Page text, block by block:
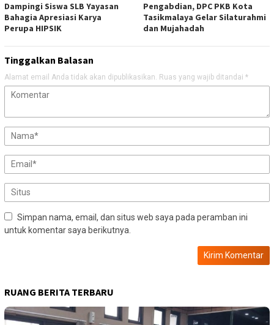
Dampingi Siswa SLB Yayasan
Bahagia Apresiasi Karya
Perupa HIPSIK
Pengabdian, DPC PKB Kota
Tasikmalaya Gelar Silaturahmi
dan Mujahadah
Tinggalkan Balasan
Alamat email Anda tidak akan dipublikasikan. Ruas yang wajib ditandai *
Simpan nama, email, dan situs web saya pada peramban ini
untuk komentar saya berikutnya.
RUANG BERITA TERBARU